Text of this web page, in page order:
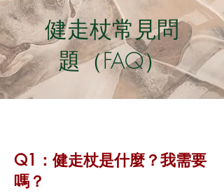
健走杖常見問
題（FAQ）
Q1：健走杖是什麼？我需要
嗎？